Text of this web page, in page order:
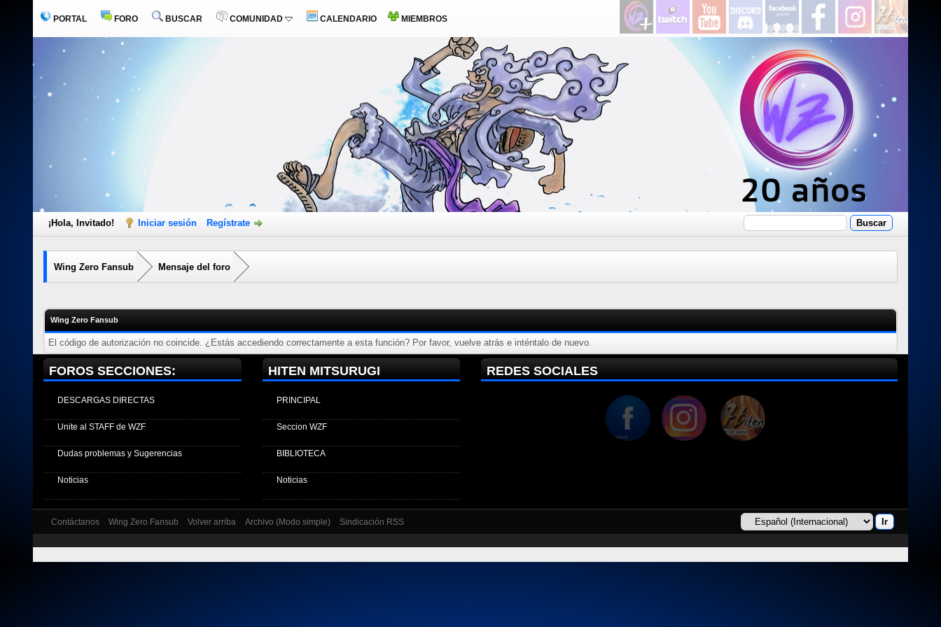
PORTAL FORO BUSCAR COMUNIDAD CALENDARIO MIEMBROS
¡Hola, Invitado! Iniciar sesión Regístrate
Wing Zero Fansub Mensaje del foro
Wing Zero Fansub
El código de autorización no coincide. ¿Estás accediendo correctamente a esta función? Por favor, vuelve atrás e inténtalo de nuevo.
FOROS SECCIONES:
DESCARGAS DIRECTAS
Unite al STAFF de WZF
Dudas problemas y Sugerencias
Noticias
HITEN MITSURUGI
PRINCIPAL
Seccion WZF
BIBLIOTECA
Noticias
REDES SOCIALES
Contáctanos Wing Zero Fansub Volver arriba Archivo (Modo simple) Sindicación RSS